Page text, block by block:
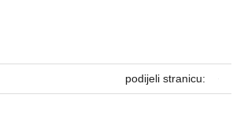
podijeli stranicu: